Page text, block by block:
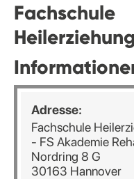
Fachschule
Adresse:
Fachschule
- FS Akademie
Nordring 8 G
30163 Hannover